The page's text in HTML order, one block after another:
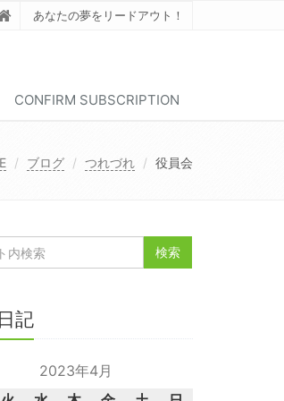
あなたの夢をリードアウト！
CONFIRM SUBSCRIPTION
ブログ つれづれ 役員会
記
2023年4月